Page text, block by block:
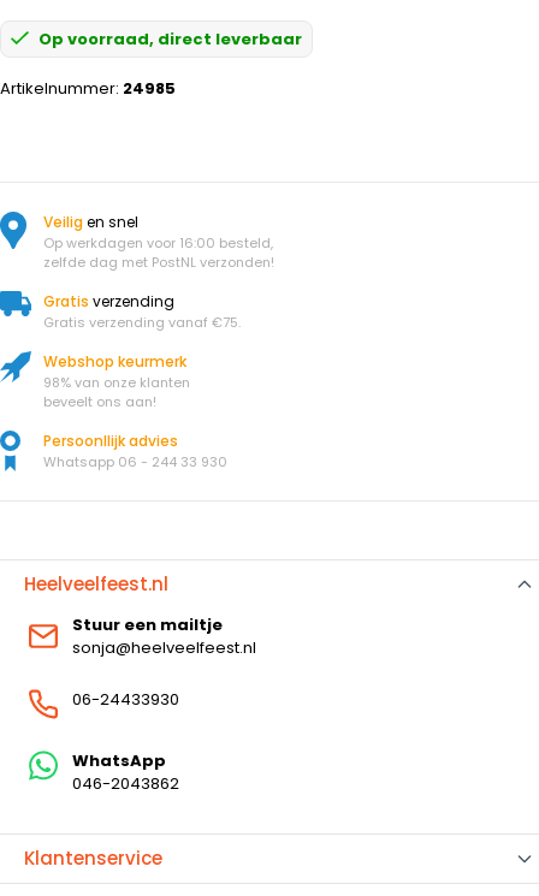
Op voorraad, direct leverbaar
Artikelnummer: 24985
Veiligen snel
Op werkdagen voor 16:00 besteld,
zelfde dag met PostNL verzonden!
Gratis verzending
Gratis verzending vanaf €75.
Webshop keurmerk
98% van onze klanten
beveelt ons aan!
Persoonllijk advies
Whatsapp 06 - 244 33 930
Klantenservice
Heelveelfeest.nl
Stuur een mailtje
sonja@heelveelfeest.nl
06-24433930
WhatsApp
046-2043862